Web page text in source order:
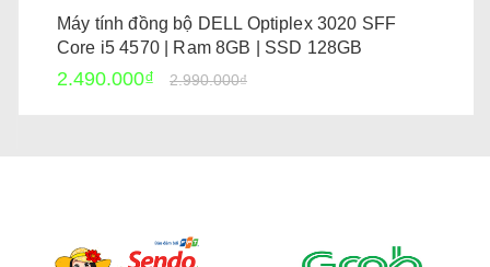
Máy tính đồng bộ DELL Optiplex 3020 SFF
Core i5 4570 | Ram 8GB | SSD 128GB
2.490.000₫ 2.990.000₫